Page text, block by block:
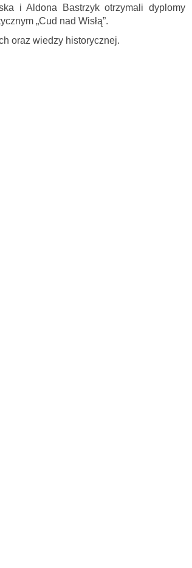
i Aldona Bastrzyk otrzymali dyplomy
„Cud nad Wisłą”.
oraz wiedzy historycznej.